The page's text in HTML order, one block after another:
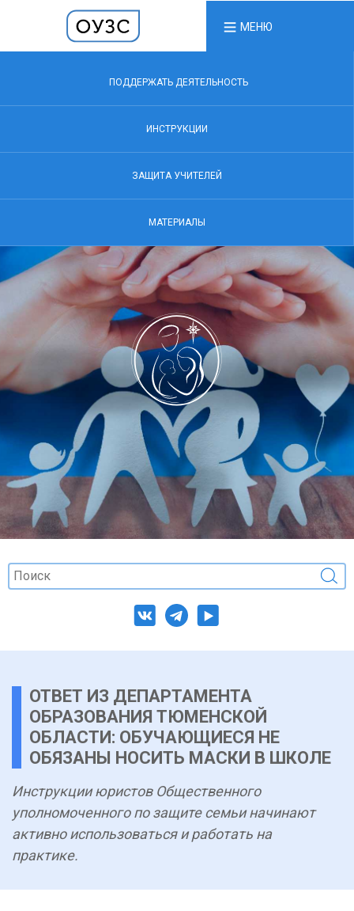
МЕНЮ
ПОДДЕРЖАТЬ ДЕЯТЕЛЬНОСТЬ
ИНСТРУКЦИИ
ЗАЩИТА УЧИТЕЛЕЙ
МАТЕРИАЛЫ
ОТВЕТ ИЗ ДЕПАРТАМЕНТА
ОБРАЗОВАНИЯ ТЮМЕНСКОЙ
ОБЛАСТИ: ОБУЧАЮЩИЕСЯ НЕ
ОБЯЗАНЫ НОСИТЬ МАСКИ В ШКОЛЕ
Инструкции юристов Общественного
уполномоченного по защите семьи начинают
активно использоваться и работать на
практике.